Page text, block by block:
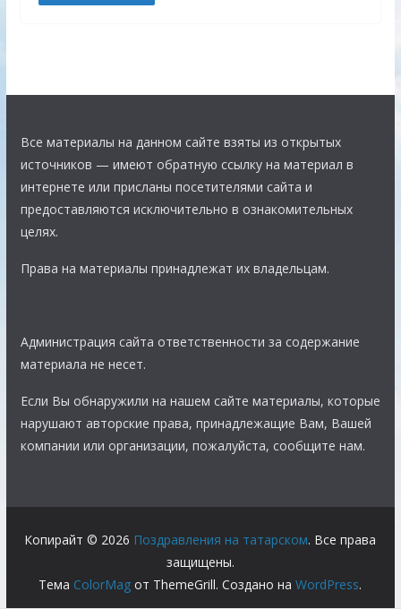
Все материалы на данном сайте взяты из открытых
источников — имеют обратную ссылку на материал в
интернете или присланы посетителями сайта и
предоставляются исключительно в ознакомительных
целях.
Права на материалы принадлежат их владельцам.
Администрация сайта ответственности за содержание
материала не несет.
Если Вы обнаружили на нашем сайте материалы, которые
нарушают авторские права, принадлежащие Вам, Вашей
компании или организации, пожалуйста, сообщите нам.
Копирайт © 2026 Поздравления на татарском. Все права
защищены.
Тема ColorMag от ThemeGrill. Создано наWordPress.